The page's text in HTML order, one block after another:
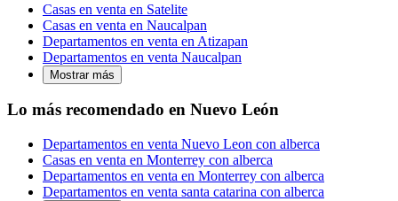
Casas en venta en Satelite
Casas en venta en Naucalpan
Departamentos en venta en Atizapan
Departamentos en venta Naucalpan
Mostrar más
Lo más recomendado en Nuevo León
Departamentos en venta Nuevo Leon con alberca
Casas en venta en Monterrey con alberca
Departamentos en venta en Monterrey con alberca
Departamentos en venta santa catarina con alberca